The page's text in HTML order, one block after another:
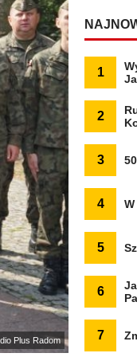
Plus Radom
1
2
3
4
5
6
7